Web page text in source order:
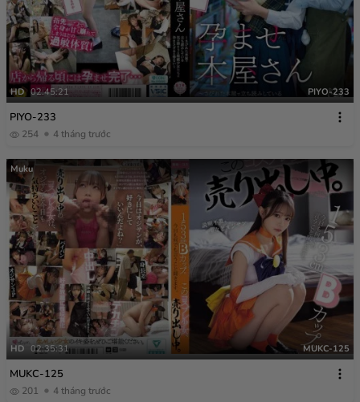
HD 02:45:21 PIYO-233
PIYO-233
254 4 tháng trước
Muku
HD 02:35:31 MUKC-125
MUKC-125
201 4 tháng trước